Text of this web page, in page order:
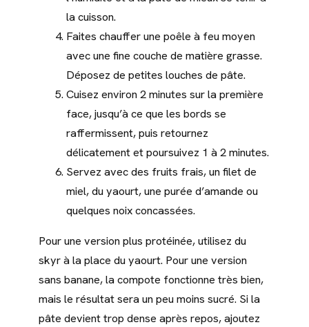
la cuisson.
Faites chauffer une poêle à feu moyen
avec une fine couche de matière grasse.
Déposez de petites louches de pâte.
Cuisez environ 2 minutes sur la première
face, jusqu’à ce que les bords se
raffermissent, puis retournez
délicatement et poursuivez 1 à 2 minutes.
Servez avec des fruits frais, un filet de
miel, du yaourt, une purée d’amande ou
quelques noix concassées.
Pour une version plus protéinée, utilisez du
skyr à la place du yaourt. Pour une version
sans banane, la compote fonctionne très bien,
mais le résultat sera un peu moins sucré. Si la
pâte devient trop dense après repos, ajoutez